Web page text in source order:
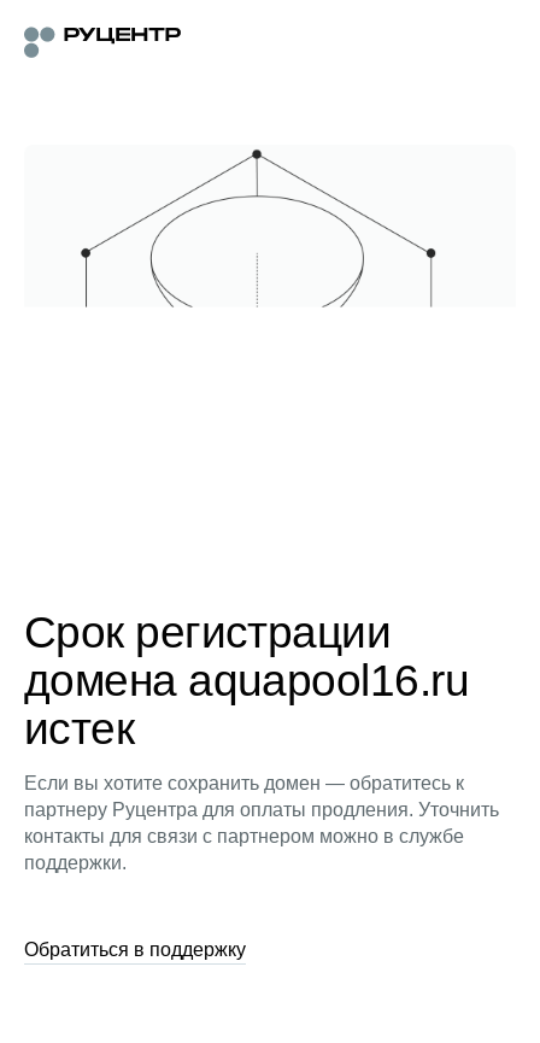
Срок регистрации
домена aquapool16.ru
истек
Если вы хотите сохранить домен — обратитесь к
партнеру Руцентра для оплаты продления. Уточнить
контакты для связи с партнером можно в службе
поддержки.
Обратиться в поддержку